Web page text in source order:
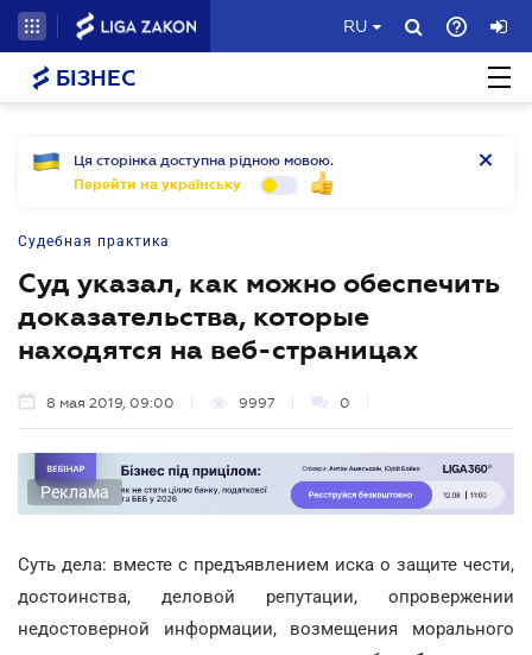
RU
БІЗНЕС
Ця сторінка доступна рідною мовою.
Перейти на українську
Судебная практика
Суд указал, как можно обеспечить
доказательства, которые
находятся на веб-страницах
8 мая 2019, 09:00 9997 0
Реклама
Суть дела: вместе с предъявлением иска о защите чести,
достоинства, деловой репутации, опровержении
недостоверной информации, возмещения морального